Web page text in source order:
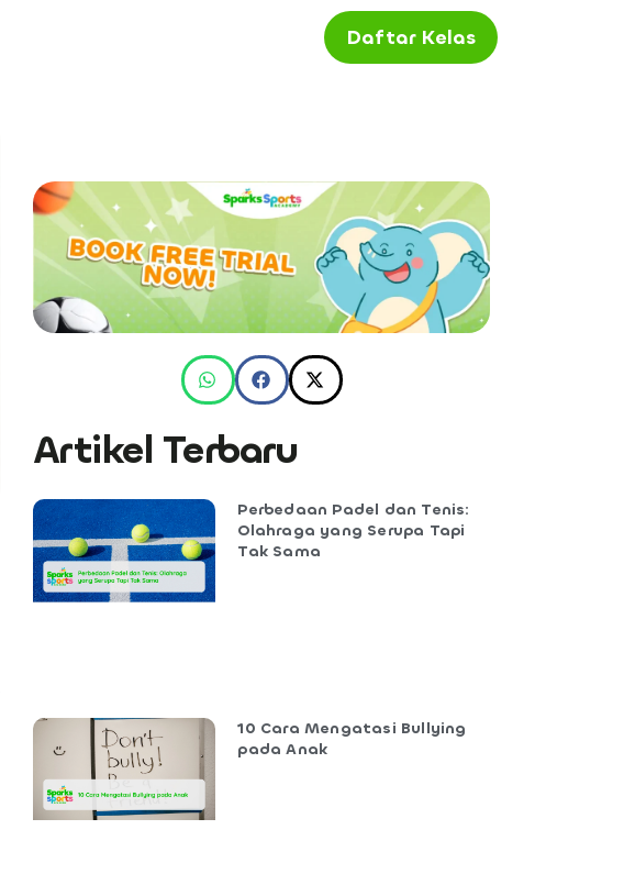
Daftar Kelas
Artikel Terbaru
Perbedaan Padel dan Tenis:
Olahraga yang Serupa Tapi
Tak Sama
10 Cara Mengatasi Bullying
pada Anak